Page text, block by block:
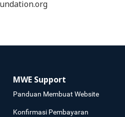
MWE Support
Panduan Membuat Website
Konfirmasi Pembayaran